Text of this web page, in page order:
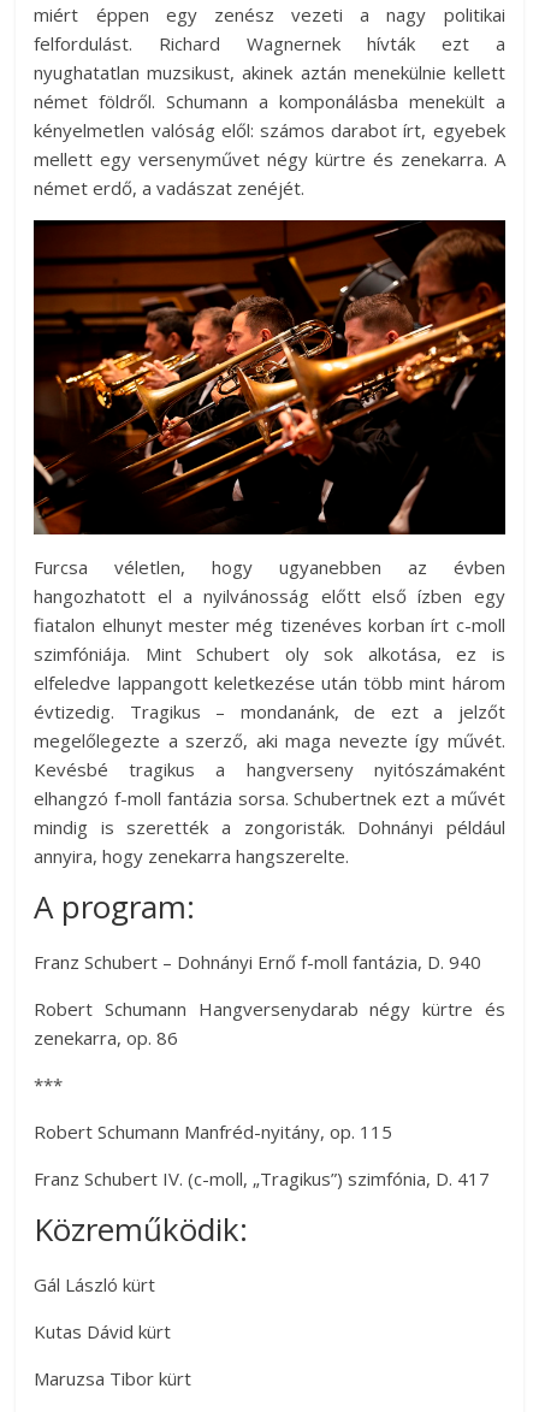
miért éppen egy zenész vezeti a nagy politikai
felfordulást. Richard Wagnernek hívták ezt a
nyughatatlan muzsikust, akinek aztán menekülnie kellett
német földről. Schumann a komponálásba menekült a
kényelmetlen valóság elől: számos darabot írt, egyebek
mellett egy versenyművet négy kürtre és zenekarra. A
német erdő, a vadászat zenéjét.
Furcsa véletlen, hogy ugyanebben az évben
hangozhatott el a nyilvánosság előtt első ízben egy
fiatalon elhunyt mester még tizenéves korban írt c-moll
szimfóniája. Mint Schubert oly sok alkotása, ez is
elfeledve lappangott keletkezése után több mint három
évtizedig. Tragikus – mondanánk, de ezt a jelzőt
megelőlegezte a szerző, aki maga nevezte így művét.
Kevésbé tragikus a hangverseny nyitószámaként
elhangzó f-moll fantázia sorsa. Schubertnek ezt a művét
mindig is szerették a zongoristák. Dohnányi például
annyira, hogy zenekarra hangszerelte.
A program:
Franz Schubert – Dohnányi Ernő f-moll fantázia, D. 940
Robert Schumann Hangversenydarab négy kürtre és
zenekarra, op. 86
***
Robert Schumann Manfréd-nyitány, op. 115
Franz Schubert IV. (c-moll, „Tragikus”) szimfónia, D. 417
Közreműködik:
Gál László kürt
Kutas Dávid kürt
Maruzsa Tibor kürt